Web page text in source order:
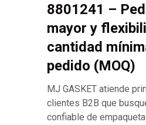
8801241 –
mayor y
cantidad
pedido (MOQ)
MJ GASKET atiende
clientes B2B que
confiable de